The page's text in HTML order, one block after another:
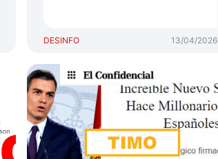
DESINFO 13/04/2026